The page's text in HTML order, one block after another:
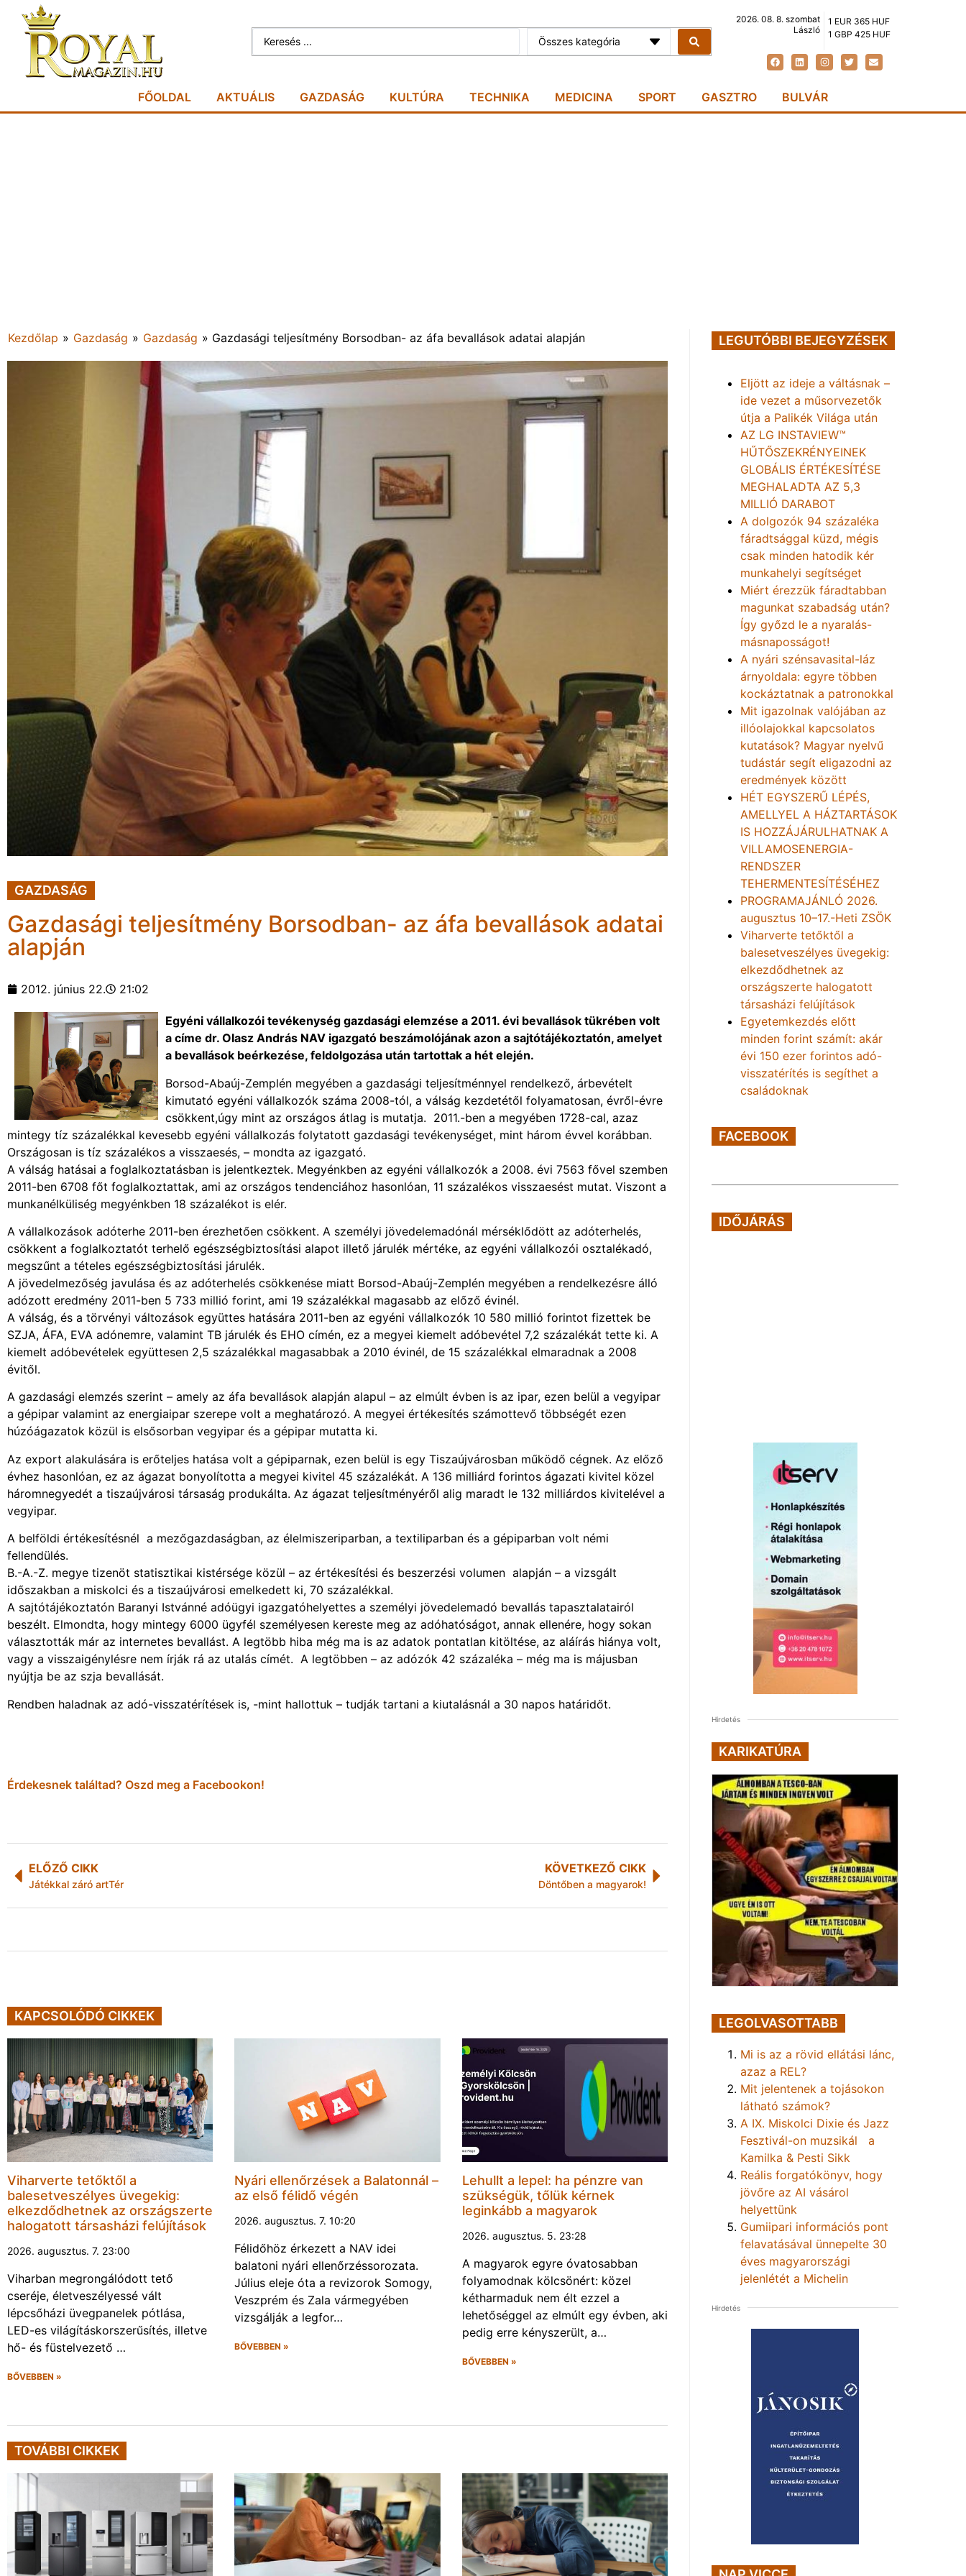
Összes kategória
2026. 08. 8. szombat
László
1 EUR 365 HUF
1 GBP 425 HUF
FŐOLDAL AKTUÁLIS GAZDASÁG KULTÚRA TECHNIKA MEDICINA SPORT GASZTRO BULVÁR
Kezdőlap » Gazdaság » Gazdaság » Gazdasági teljesítmény Borsodban- az áfa bevallások adatai alapján
GAZDASÁG
Gazdasági teljesítmény Borsodban- az áfa bevallások adatai
alapján
2012. június 22. 21:02
Egyéni vállalkozói tevékenység gazdasági elemzése a 2011. évi bevallások tükrében volt
a címe dr. Olasz András NAV igazgató beszámolójának azon a sajtótájékoztatón, amelyet
a bevallások beérkezése, feldolgozása után tartottak a hét elején.
Borsod-Abaúj-Zemplén megyében a gazdasági teljesítménnyel rendelkező, árbevételt
kimutató egyéni vállalkozók száma 2008-tól, a válság kezdetétől folyamatosan, évről-évre
csökkent,úgy mint az országos átlag is mutatja. 2011.-ben a megyében 1728-cal, azaz
mintegy tíz százalékkal kevesebb egyéni vállalkozás folytatott gazdasági tevékenységet, mint három évvel korábban.
Országosan is tíz százalékos a visszaesés, – mondta az igazgató.
A válság hatásai a foglalkoztatásban is jelentkeztek. Megyénkben az egyéni vállalkozók a 2008. évi 7563 fővel szemben
2011-ben 6708 főt foglalkoztattak, ami az országos tendenciához hasonlóan, 11 százalékos visszaesést mutat. Viszont a
munkanélküliség megyénkben 18 százalékot is elér.
A vállalkozások adóterhe 2011-ben érezhetően csökkent. A személyi jövedelemadónál mérséklődött az adóterhelés,
csökkent a foglalkoztatót terhelő egészségbiztosítási alapot illető járulék mértéke, az egyéni vállalkozói osztalékadó,
megszűnt a tételes egészségbiztosítási járulék.
A jövedelmezőség javulása és az adóterhelés csökkenése miatt Borsod-Abaúj-Zemplén megyében a rendelkezésre álló
adózott eredmény 2011-ben 5 733 millió forint, ami 19 százalékkal magasabb az előző évinél.
A válság, és a törvényi változások együttes hatására 2011-ben az egyéni vállalkozók 10 580 millió forintot fizettek be
SZJA, ÁFA, EVA adónemre, valamint TB járulék és EHO címén, ez a megyei kiemelt adóbevétel 7,2 százalékát tette ki. A
kiemelt adóbevételek együttesen 2,5 százalékkal magasabbak a 2010 évinél, de 15 százalékkal elmaradnak a 2008
évitől.
A gazdasági elemzés szerint – amely az áfa bevallások alapján alapul – az elmúlt évben is az ipar, ezen belül a vegyipar
a gépipar valamint az energiaipar szerepe volt a meghatározó. A megyei értékesítés számottevő többségét ezen
húzóágazatok közül is elsősorban vegyipar és a gépipar mutatta ki.
Az export alakulására is erőteljes hatása volt a gépiparnak, ezen belül is egy Tiszaújvárosban működő cégnek. Az előző
évhez hasonlóan, ez az ágazat bonyolította a megyei kivitel 45 százalékát. A 136 milliárd forintos ágazati kivitel közel
háromnegyedét a tiszaújvárosi társaság produkálta. Az ágazat teljesítményéről alig maradt le 132 milliárdos kivitelével a
vegyipar.
A belföldi értékesítésnél a mezőgazdaságban, az élelmiszeriparban, a textiliparban és a gépiparban volt némi
fellendülés.
B.-A.-Z. megye tizenöt statisztikai kistérsége közül – az értékesítési és beszerzési volumen alapján – a vizsgált
időszakban a miskolci és a tiszaújvárosi emelkedett ki, 70 százalékkal.
A sajtótájékoztatón Baranyi Istvánné adóügyi igazgatóhelyettes a személyi jövedelemadó bevallás tapasztalatairól
beszélt. Elmondta, hogy mintegy 6000 ügyfél személyesen kereste meg az adóhatóságot, annak ellenére, hogy sokan
választották már az internetes bevallást. A legtöbb hiba még ma is az adatok pontatlan kitöltése, az aláírás hiánya volt,
vagy a visszaigénylésre nem írják rá az utalás címét. A legtöbben – az adózók 42 százaléka – még ma is májusban
nyújtja be az szja bevallását.
Rendben haladnak az adó-visszatérítések is, -mint hallottuk – tudják tartani a kiutalásnál a 30 napos határidőt.
Érdekesnek találtad? Oszd meg a Facebookon!
ELŐZŐ CIKK
Játékkal záró artTér
KÖVETKEZŐ CIKK
Döntőben a magyarok!
KAPCSOLÓDÓ CIKKEK
Viharverte tetőktől a
balesetveszélyes üvegekig:
elkezdődhetnek az országszerte
halogatott társasházi felújítások
2026. augusztus. 7. 23:00
Viharban megrongálódott tető
cseréje, életveszélyessé vált
lépcsőházi üvegpanelek pótlása,
LED-es világításkorszerűsítés, illetve
hő- és füstelvezető …
BŐVEBBEN »
Nyári ellenőrzések a Balatonnál –
az első félidő végén
2026. augusztus. 7. 10:20
Félidőhöz érkezett a NAV idei
balatoni nyári ellenőrzéssorozata.
Július eleje óta a revizorok Somogy,
Veszprém és Zala vármegyében
vizsgálják a legfor…
BŐVEBBEN »
Lehullt a lepel: ha pénzre van
szükségük, tőlük kérnek
leginkább a magyarok
2026. augusztus. 5. 23:28
A magyarok egyre óvatosabban
folyamodnak kölcsönért: közel
kétharmaduk nem élt ezzel a
lehetőséggel az elmúlt egy évben, aki
pedig erre kényszerült, a…
BŐVEBBEN »
TOVÁBBI CIKKEK
LEGUTÓBBI BEJEGYZÉSEK
Eljött az ideje a váltásnak –
ide vezet a műsorvezetők
útja a Palikék Világa után
AZ LG INSTAVIEW™
HŰTŐSZEKRÉNYEINEK
GLOBÁLIS ÉRTÉKESÍTÉSE
MEGHALADTA AZ 5,3
MILLIÓ DARABOT
A dolgozók 94 százaléka
fáradtsággal küzd, mégis
csak minden hatodik kér
munkahelyi segítséget
Miért érezzük fáradtabban
magunkat szabadság után?
Így győzd le a nyaralás-
másnaposságot!
A nyári szénsavasital-láz
árnyoldala: egyre többen
kockáztatnak a patronokkal
Mit igazolnak valójában az
illóolajokkal kapcsolatos
kutatások? Magyar nyelvű
tudástár segít eligazodni az
eredmények között
HÉT EGYSZERŰ LÉPÉS,
AMELLYEL A HÁZTARTÁSOK
IS HOZZÁJÁRULHATNAK A
VILLAMOSENERGIA-
RENDSZER
TEHERMENTESÍTÉSÉHEZ
PROGRAMAJÁNLÓ 2026.
augusztus 10–17.-Heti ZSÖK
Viharverte tetőktől a
balesetveszélyes üvegekig:
elkezdődhetnek az
országszerte halogatott
társasházi felújítások
Egyetemkezdés előtt
minden forint számít: akár
évi 150 ezer forintos adó-
visszatérítés is segíthet a
családoknak
FACEBOOK
IDŐJÁRÁS
Hirdetés
KARIKATÚRA
LEGOLVASOTTABB
Mi is az a rövid ellátási lánc,
azaz a REL?
Mit jelentenek a tojásokon
látható számok?
A IX. Miskolci Dixie és Jazz
Fesztivál-on muzsikál a
Kamilka & Pesti Sikk
Reális forgatókönyv, hogy
jövőre az AI vásárol
helyettünk
Gumiipari információs pont
felavatásával ünnepelte 30
éves magyarországi
jelenlétét a Michelin
Hirdetés